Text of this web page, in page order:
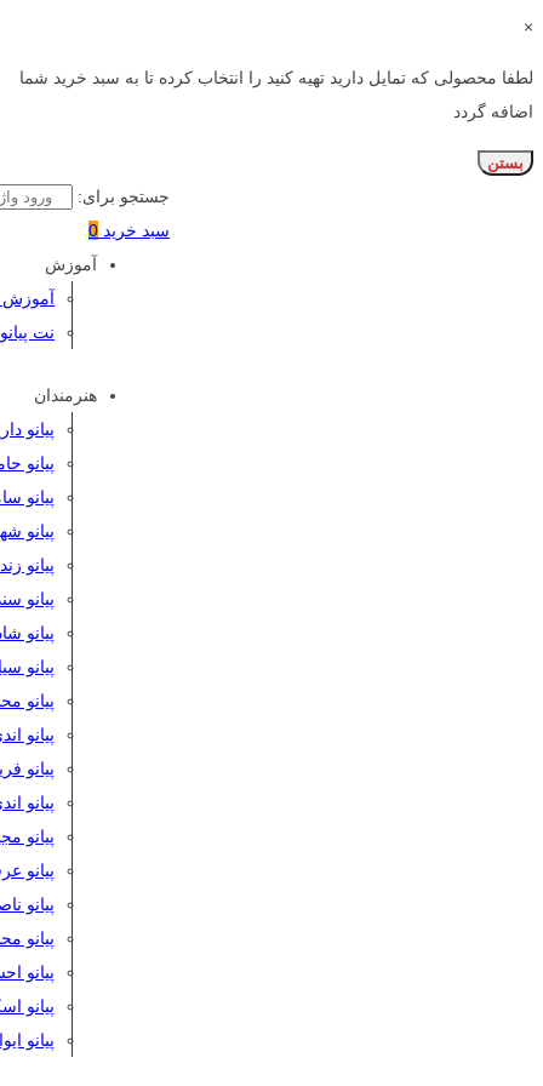
×
لطفا محصولی که تمایل دارید تهیه کنید را انتخاب کرده تا به سبد خرید شما
اضافه گردد
بستن
جستجو برای:
سبد خرید 0
آموزش
آموزش
نت پیانو
هنرمندان
پیانو
پیانو
پیانو
پیانو
پیانو
پیانو
پیانو
پیانو
پیانو
پیانو
پیانو
پیانو
پیانو
پیانو
پیانو
پیانو
پیانو
پیانو
پیانو